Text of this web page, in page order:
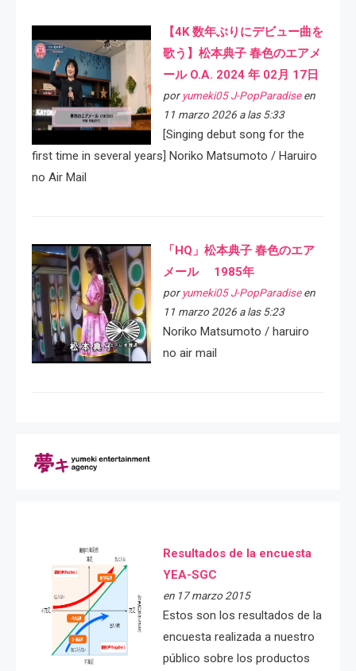
【4K 数年ぶりにデビュー曲を
歌う】松本典子 春色のエアメ
ール O.A. 2024 年 02月 17日
por yumeki05 J-PopParadiseen
11 marzo 2026 a las 5:33
[Singing debut song for the
first time in several years] Noriko Matsumoto / Haruiro
no Air Mail
「HQ」松本典子 春色のエア
メール 1985年
por yumeki05 J-PopParadiseen
11 marzo 2026 a las 5:23
Noriko Matsumoto / haruiro
no air mail
Resultados de la encuesta
YEA-SGC
en 17 marzo 2015
Estos son los resultados de la
encuesta realizada a nuestro
público sobre los productos